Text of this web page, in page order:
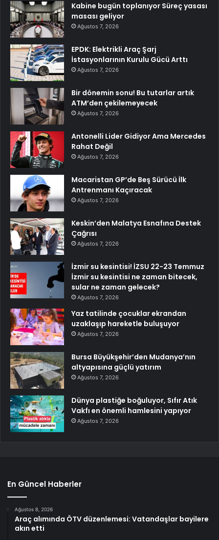
Kabine bugün toplanıyor Süreç yasası
masası geliyor
Ağustos 7, 2026
EPDK: Elektrikli Araç Şarj
İstasyonlarının Kurulu Gücü Arttı
Ağustos 7, 2026
Bir dönemin sonu! Bu tutarlar artık
ATM’den çekilemeyecek
Ağustos 7, 2026
Antonelli Lider Gidiyor Ama Mercedes
Rahat Değil
Ağustos 7, 2026
Macaristan GP’de Beş Sürücü İlk
Antrenmanı Kaçıracak
Ağustos 7, 2026
Keskin’den Malatya Esnafına Destek
Çağrısı
Ağustos 7, 2026
İzmir su kesintisi! İZSU 22-23 Temmuz
İzmir su kesintisi ne zaman bitecek,
sular ne zaman gelecek?
Ağustos 7, 2026
Yaz tatilinde çocuklar ekrandan
uzaklaşıp hareketle buluşuyor
Ağustos 7, 2026
Bursa Büyükşehir’den Mudanya’nın
altyapısına güçlü yatırım
Ağustos 7, 2026
Dünya plastiğe boğuluyor, Sıfır Atık
Vakfı en önemli hamlesini yapıyor
Ağustos 7, 2026
En Güncel Haberler
Ağustos 8, 2026
Araç alımında ÖTV düzenlemesi: Vatandaşlar bayilere
akın etti